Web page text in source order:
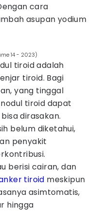
cara
asupan yodium
14 - 2023)
tiroid adalah
tiroid. Bagi
yang tinggal
tiroid dapat
dirasakan.
belum diketahui,
penyakit
berisi cairan, dan
tiroid meskipun
asimtomatis,
hingga